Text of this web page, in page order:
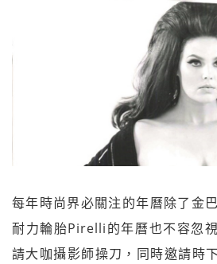
每年時尚界必關注的年曆除了金
耐力輪胎Pirelli的年曆也不容忽
請大咖攝影師操刀，同時邀請時